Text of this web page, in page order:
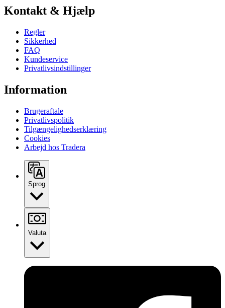
Kontakt & Hjælp
Regler
Sikkerhed
FAQ
Kundeservice
Privatlivsindstillinger
Information
Brugeraftale
Privatlivspolitik
Tilgængelighedserklæring
Cookies
Arbejd hos Tradera
Sprog
Valuta